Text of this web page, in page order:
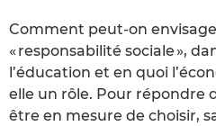
Comment peut-on
« responsabilité sociale »,
l’éducation et en quoi
elle un rôle. Pour répondre
être en mesure de choisir,